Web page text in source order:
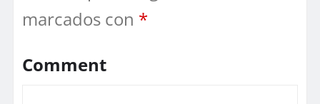
marcados con *
Comment